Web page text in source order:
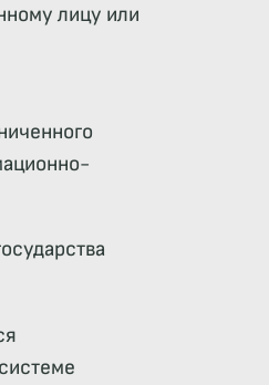
лицу или